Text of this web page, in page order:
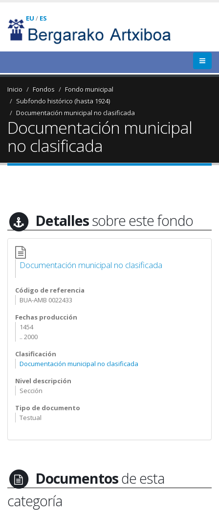
EU / ES
Inicio Fondos
Fondo municipal
Subfondo histórico (hasta 1924)
Documentación municipal no clasificada
Documentación municipal
no clasificada
Detallessobre este fondo
Documentación municipal no clasificada
Código de referencia
BUA-AMB 0022433
Fechas producción
1454
.. 2000
Clasificación
Documentación municipal no clasificada
Nivel descripción
Sección
Tipo de documento
Testual
Documentosde esta
categoría